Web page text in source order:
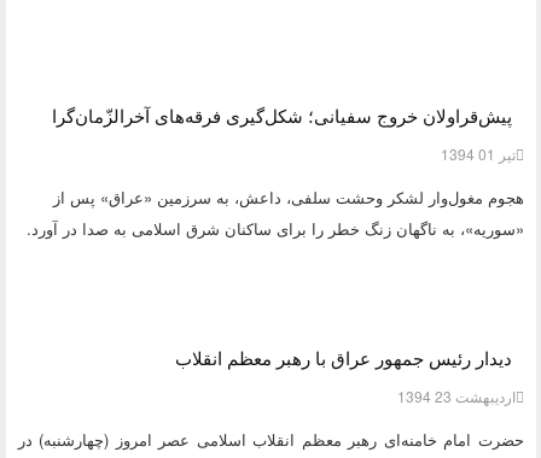
پیش‌قراولان خروج سفیانی؛ شکل‌گیری فرقه‌های آخرالزّمان‌گرا
تیر 01 1394
هجوم مغول‌وار لشکر وحشت سلفی، داعش، به سرزمین «عراق» پس از
«سوریه»، به ناگهان زنگ خطر را برای ساکنان شرق اسلامی به صدا در آورد.
دیدار رئیس جمهور عراق با رهبر معظم انقلاب
ارديبهشت 23 1394
حضرت امام خامنه‌‌ای رهبر معظم انقلاب اسلامی عصر امروز (چهارشنبه) در